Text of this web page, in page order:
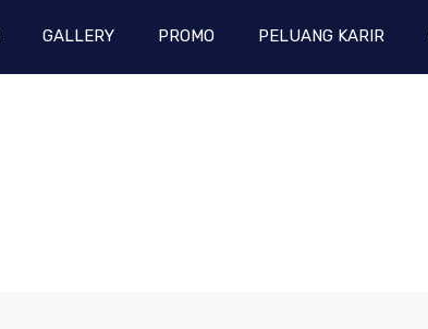
GALLERY PROMO PELUANG KARIR